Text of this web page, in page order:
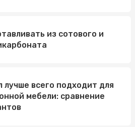
из сотового и
лучше всего подходит для
мебели: сравнение